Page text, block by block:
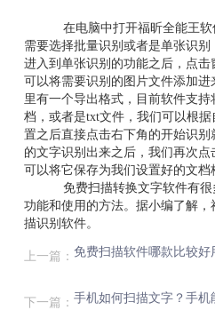
在电脑中打开福昕全能王软件
需要选择批量识别或者是单张识
进入到单张识别的功能之后，点
可以将需要识别的图片文件添加
里有一个导出格式，目前软件支
档，或者是txt文件，我们可以根
置之后直接点击右下角的开始识
的文字识别出来之后，我们再次
可以将它保存为我们设置好的文档
免费扫描转换文字软件有很
功能和使用的方法。据小编了解
描识别软件。
上一篇：
下一篇： 手机如何扫描文字？手机